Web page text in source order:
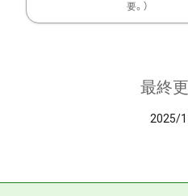
要。）
最終
2025/